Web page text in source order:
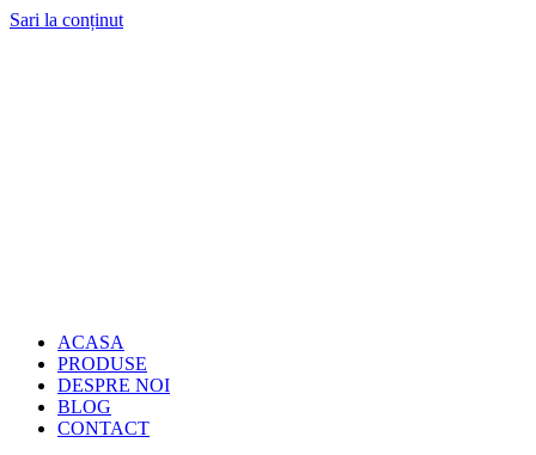
Sari la conținut
ACASA
PRODUSE
DESPRE NOI
BLOG
CONTACT